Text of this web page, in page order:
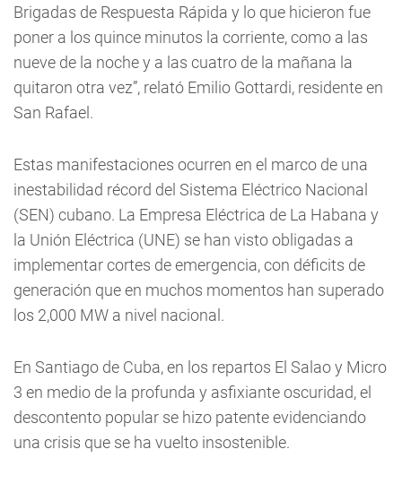
Brigadas de Respuesta Rápida y lo que hicieron fue
poner a los quince minutos la corriente, como a las
nueve de la noche y a las cuatro de la mañana la
quitaron otra vez”, relató Emilio Gottardi, residente en
San Rafael.
Estas manifestaciones ocurren en el marco de una
inestabilidad récord del Sistema Eléctrico Nacional
(SEN) cubano. La Empresa Eléctrica de La Habana y
la Unión Eléctrica (UNE) se han visto obligadas a
implementar cortes de emergencia, con déficits de
generación que en muchos momentos han superado
los 2,000 MW a nivel nacional.
En Santiago de Cuba, en los repartos El Salao y Micro
3 en medio de la profunda y asfixiante oscuridad, el
descontento popular se hizo patente evidenciando
una crisis que se ha vuelto insostenible.